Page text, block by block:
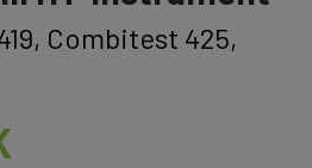
Combitest 425,